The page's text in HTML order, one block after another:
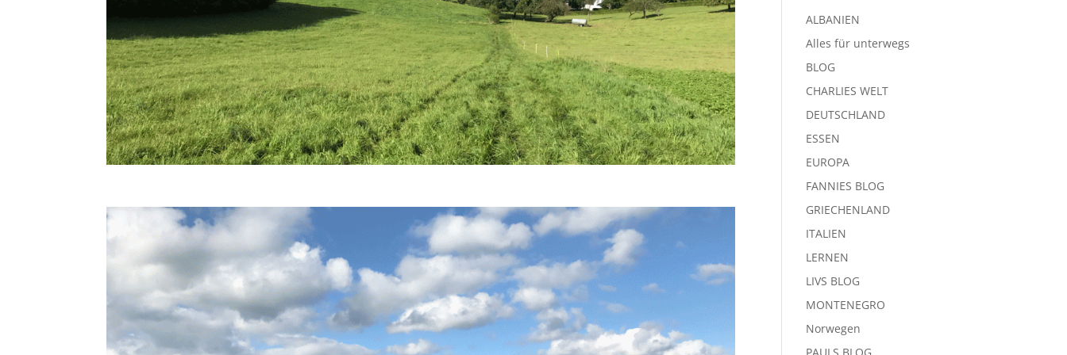
ALBANIEN
Alles für unterwegs
BLOG
CHARLIES WELT
DEUTSCHLAND
ESSEN
EUROPA
FANNIES BLOG
GRIECHENLAND
ITALIEN
LERNEN
LIVS BLOG
MONTENEGRO
Norwegen